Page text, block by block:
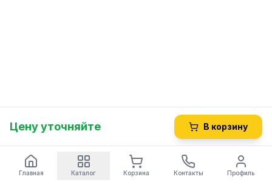
Цену уточняйте В корзину
Главная Каталог Корзина Контакты Профиль